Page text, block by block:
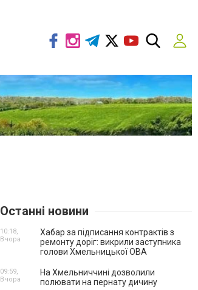
Останні новини
Хабар за підписання контрактів з
ремонту доріг: викрили заступника
голови Хмельницької ОВА
10:18,
Вчора
На Хмельниччині дозволили
полювати на пернату дичину
09:59,
Вчора